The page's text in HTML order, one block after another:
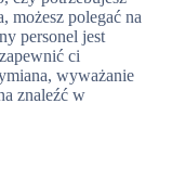
możesz polegać na
personel jest
ci
wyważanie
znaleźć w